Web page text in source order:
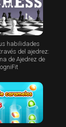
habilidades
del ajedrez:
de Ajedrez de